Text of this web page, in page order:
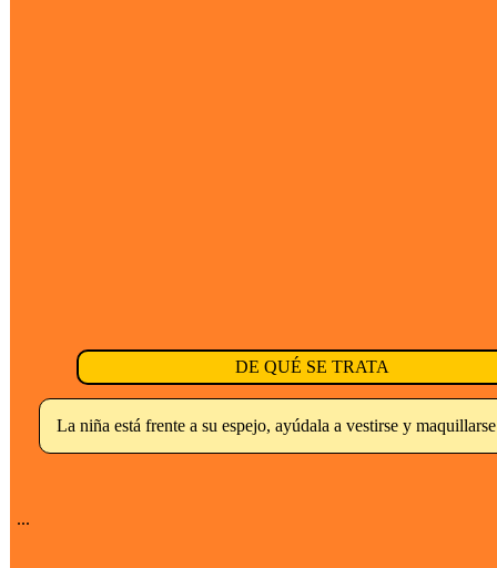
DE QUÉ SE TRATA
La niña está frente a su espejo, ayúdala a vestirse y
...